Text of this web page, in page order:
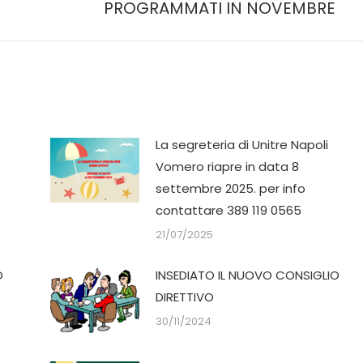
PROGRAMMATI IN NOVEMBRE
La segreteria di Unitre Napoli
Vomero riapre in data 8
settembre 2025. per info
contattare 389 119 0565
21/07/2025
INSEDIATO IL NUOVO CONSIGLIO
DIRETTIVO
30/11/2024